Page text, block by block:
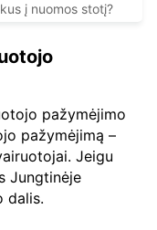
į nuomos stotį?
pažymėjimo
pažymėjimą –
Jeigu
Jungtinėje
dalis.